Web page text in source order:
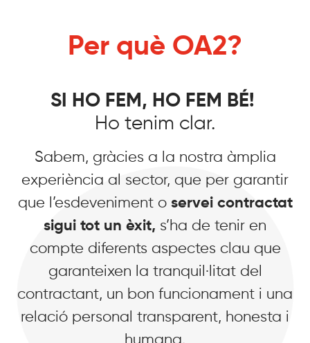
Per què OA2?
SI HO FEM, HO FEM BÉ!
Ho tenim clar.
Sabem, gràcies a la nostra àmplia
experiència al sector, que per garantir
que l’esdeveniment o servei contractat
sigui tot un èxit, s’ha de tenir en
compte diferents aspectes clau que
garanteixen la tranquil·litat del
contractant, un bon funcionament i una
relació personal transparent, honesta i